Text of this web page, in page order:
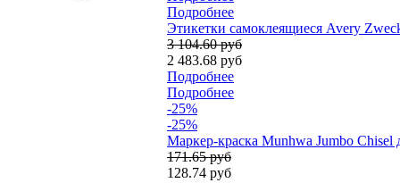
Подробнее
Этикетки самоклеящиеся Avery
3 104.60 руб
2 483.68 руб
Подробнее
Подробнее
-25%
-25%
Маркер-краска Munhwa Jumbo
171.65 руб
128.74 руб